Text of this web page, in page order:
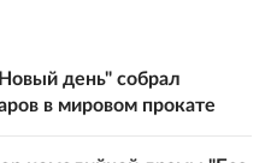
день" собрал
в мировом прокате